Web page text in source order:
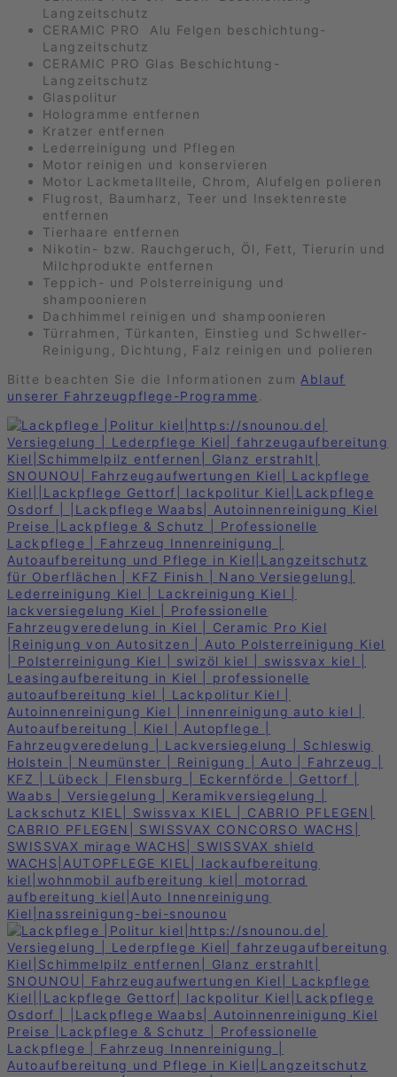
Langzeitschutz
CERAMIC PRO Alu Felgen beschichtung-
Langzeitschutz
CERAMIC PRO Glas Beschichtung-
Langzeitschutz
Glaspolitur
Hologramme entfernen
Kratzer entfernen
Lederreinigung und Pflegen
Motor reinigen und konservieren
Motor Lackmetallteile, Chrom, Alufelgen polieren
Flugrost, Baumharz, Teer und Insektenreste
entfernen
Tierhaare entfernen
Nikotin- bzw. Rauchgeruch, Öl, Fett, Tierurin und
Milchprodukte entfernen
Teppich- und Polsterreinigung und
shampoonieren
Dachhimmel reinigen und shampoonieren
Türrahmen, Türkanten, Einstieg und Schweller-
Reinigung, Dichtung, Falz reinigen und polieren
Bitte beachten Sie die Informationen zum Ablauf
unserer Fahrzeugpflege-Programme